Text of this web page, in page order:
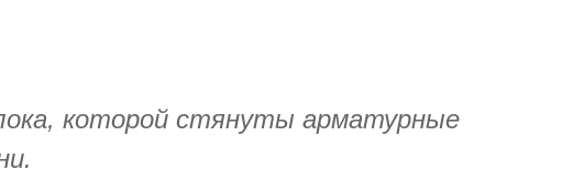
которой стянуты арматурные